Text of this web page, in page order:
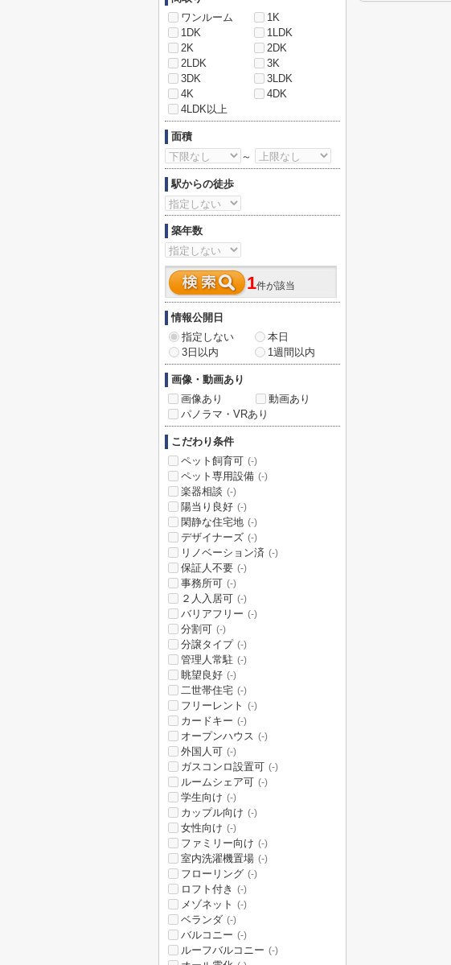
ワンルーム
1K
1DK
1LDK
2K
2DK
2LDK
3K
3DK
3LDK
4K
4DK
4LDK以上
面積
～
駅からの徒歩
築年数
1件が該当
情報公開日
指定しない
本日
3日以内
1週間以内
画像・動画あり
画像あり
動画あり
パノラマ・VRあり
こだわり条件
ペット飼育可 (-)
ペット専用設備 (-)
楽器相談 (-)
陽当り良好 (-)
閑静な住宅地 (-)
デザイナーズ (-)
リノベーション済 (-)
保証人不要 (-)
事務所可 (-)
２人入居可 (-)
バリアフリー (-)
分割可 (-)
分譲タイプ (-)
管理人常駐 (-)
眺望良好 (-)
二世帯住宅 (-)
フリーレント (-)
カードキー (-)
オープンハウス (-)
外国人可 (-)
ガスコンロ設置可 (-)
ルームシェア可 (-)
学生向け (-)
カップル向け (-)
女性向け (-)
ファミリー向け (-)
室内洗濯機置場 (-)
フローリング (-)
ロフト付き (-)
メゾネット (-)
ベランダ (-)
バルコニー (-)
ルーフバルコニー (-)